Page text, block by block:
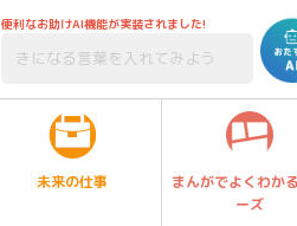
便利なお助けAI機能が実装されました!
未来の仕事
まんがでよくわか
ーズ